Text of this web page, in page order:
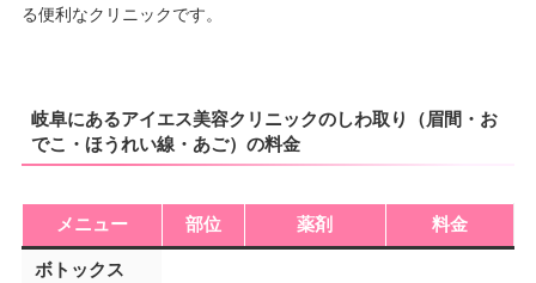
る便利なクリニックです。
岐阜にあるアイエス美容クリニックのしわ取り（眉間・お
でこ・ほうれい線・あご）の料金
メニュー 部位 薬剤 料金
ボトックス